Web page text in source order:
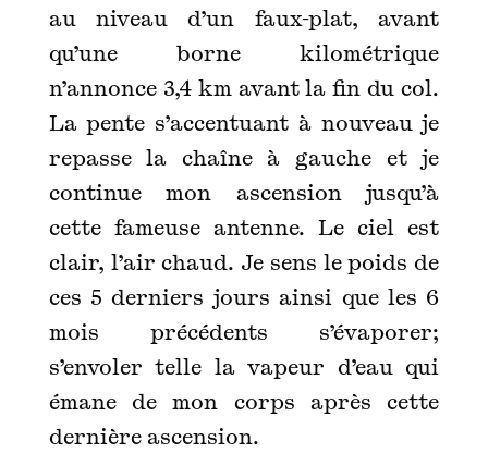
au niveau d’un faux-plat, avant
qu’une borne kilométrique
n’annonce 3,4 km avant la fin du col.
La pente s’accentuant à nouveau je
repasse la chaîne à gauche et je
continue mon ascension jusqu’à
cette fameuse antenne. Le ciel est
clair, l’air chaud. Je sens le poids de
ces 5 derniers jours ainsi que les 6
mois précédents s’évaporer;
s’envoler telle la vapeur d’eau qui
émane de mon corps après cette
dernière ascension.